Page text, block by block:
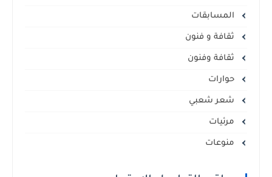
المسابقات
ثقافة و فنون
ثقافة وفنون
حوارات
شعر شعبي
مرئيات
منوعات